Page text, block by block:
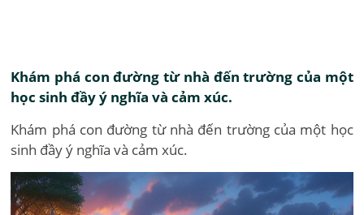
Khám phá con đường từ nhà đến trường của một
học sinh đầy ý nghĩa và cảm xúc.
Khám phá con đường từ nhà đến trường của một học
sinh đầy ý nghĩa và cảm xúc.